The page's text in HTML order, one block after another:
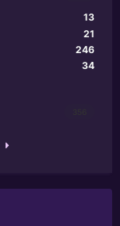
13
21
246
34